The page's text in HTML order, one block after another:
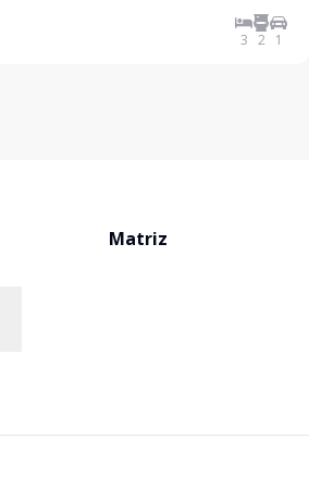
3 2 1
Matriz